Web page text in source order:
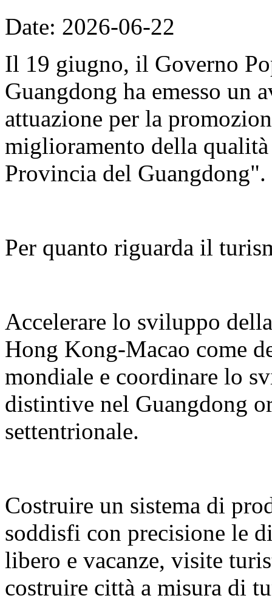
Date: 2026-06-22
Il 19 giugno, il Governo
Guangdong ha emesso un
attuazione per la
miglioramento della
Provincia del Guangdong".
Per quanto riguarda il
Accelerare lo sviluppo
Hong Kong-Macao come
mondiale e coordinare lo
distintive nel Guangdong
settentrionale.
Costruire un sistema di
soddisfi con precisione le
libero e vacanze, visite
costruire città a misura di